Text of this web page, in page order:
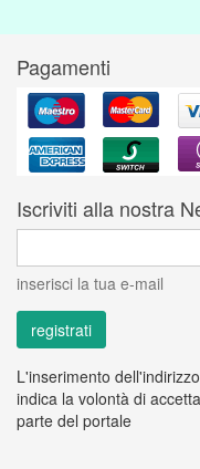
Pagamenti
Iscriviti alla nostra
inserisci la tua e-mail
L'inserimento
indica la volontà di
parte del portale